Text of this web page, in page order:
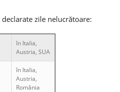
zile nelucrătoare:
în Italia,
Austria, SUA
în Italia,
Austria,
România